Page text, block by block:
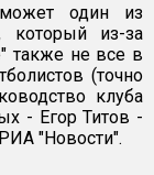
один из
который из-за
также не все в
(точно
клуба
- Егор Титов -
"Новости".